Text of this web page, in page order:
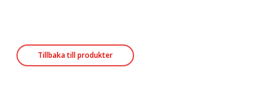
Tillbaka till produkter